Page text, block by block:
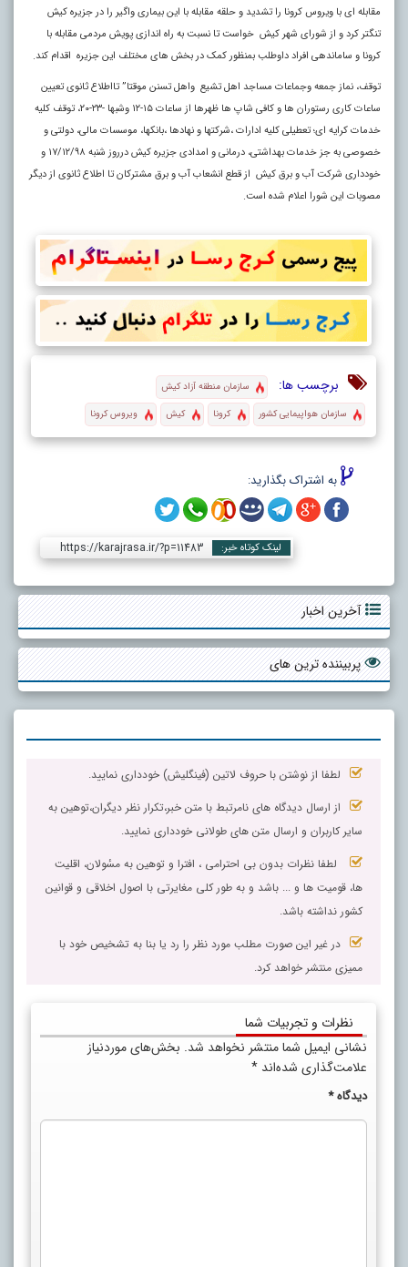
مقابله ای با ویروس کرونا را تشدید و حلقه مقابله با این بیماری واگیر را در جزیره کیش
تنگتر کرد و از شورای شهر کیش خواست تا نسبت به راه اندازی پویش مردمی مقابله با
کرونا و ساماندهی افراد داوطلب بمنظور کمک در بخش های مختلف این جزیره اقدام کند.
توقف، نماز جمعه وجماعات مساجد اهل تشیع واهل تسنن موقتا” تااطلاع ثانوی تعیین
ساعات کاری رستوران ها و کافی شاپ ها ظهرها از ساعات ۱۵-۱۲ وشبها -۲۳-۲۰، توقف کلیه
خدمات کرایه ای؛ تعطیلی کلیه ادارات ،شرکتها و نهادها ،بانکها، موسسات مالی، دولتی و
خصوصی به جز خدمات بهداشتی، درمانی و امدادی جزیره کیش درروز شنبه ۱۷/۱۲/۹۸ و
خودداری شرکت آب و برق کیش از قطع انشعاب آب و برق مشترکان تا اطلاع ثانوی از دیگر
مصوبات این شورا اعلام شده است.
برچسب ها:
سازمان منطقه آزاد کیش
سازمان هواپیمایی کشور
کرونا کیش ویروس کرونا
به اشتراک بگذارید:
لینک کوتاه خبر: https://karajrasa.ir/?p=11483
آخرین اخبار
پربیننده ترین های
لطفا از نوشتن با حروف لاتین (فینگلیش) خودداری نمایید.
از ارسال دیدگاه های نامرتبط با متن خبر،تکرار نظر دیگران،توهین به
سایر کاربران و ارسال متن های طولانی خودداری نمایید.
لطفا نظرات بدون بی احترامی ، افترا و توهین به مسٔولان، اقلیت
ها، قومیت ها و ... باشد و به طور کلی مغایرتی با اصول اخلاقی و قوانین
کشور نداشته باشد.
در غیر این صورت مطلب مورد نظر را رد یا بنا به تشخیص خود با
ممیزی منتشر خواهد کرد.
نظرات و تجربیات شما
نشانی ایمیل شما منتشر نخواهد شد. بخش‌های موردنیاز
علامت‌گذاری شده‌اند *
دیدگاه*